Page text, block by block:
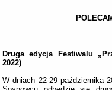
Druga edycja Festiwalu
2022)
W dniach 22-29 października